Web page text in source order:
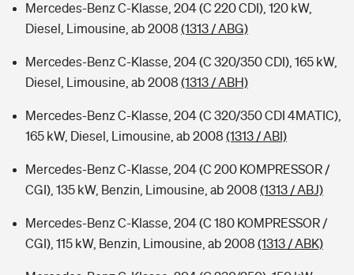
Mercedes-Benz C-Klasse, 204 (C 220 CDI), 120 kW,
Diesel, Limousine, ab 2008 (1313 / ABG)
Mercedes-Benz C-Klasse, 204 (C 320/350 CDI), 165 kW,
Diesel, Limousine, ab 2008 (1313 / ABH)
Mercedes-Benz C-Klasse, 204 (C 320/350 CDI 4MATIC),
165 kW, Diesel, Limousine, ab 2008 (1313 / ABI)
Mercedes-Benz C-Klasse, 204 (C 200 KOMPRESSOR /
CGI), 135 kW, Benzin, Limousine, ab 2008 (1313 / ABJ)
Mercedes-Benz C-Klasse, 204 (C 180 KOMPRESSOR /
CGI), 115 kW, Benzin, Limousine, ab 2008 (1313 / ABK)